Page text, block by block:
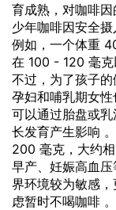
育成熟，对咖啡
少年咖啡因安全
例如，一个体重
在 100 - 120 毫克
不过，为了孩子的
孕妇和哺乳期女
可以通过胎盘或
长发育产生影响
200 毫克，大约
早产、妊娠高血
界环境较为敏感
虑暂时不喝咖啡 。